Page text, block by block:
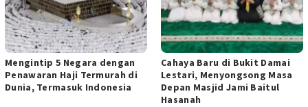
Mengintip 5 Negara dengan
Penawaran Haji Termurah di
Dunia, Termasuk Indonesia
​Cahaya Baru di Bukit Damai
Lestari, Menyongsong Masa
Depan Masjid Jami Baitul
Hasanah